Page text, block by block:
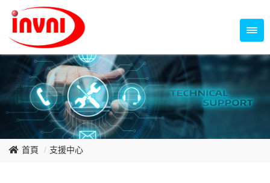
90~99mm Series
100mm 以上
首頁 支援中心